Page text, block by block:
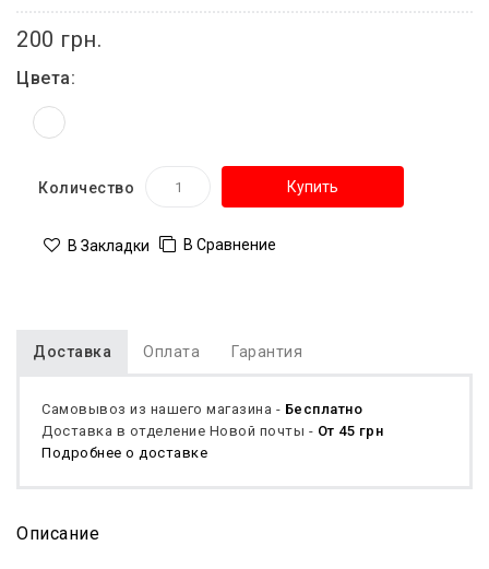
200 грн.
Цвета:
Количество Купить
В Закладки В Сравнение
Доставка Оплата Гарантия
Самовывоз из нашего магазина - Бесплатно
Доставка в отделение Новой почты - От 45 грн
Подробнее о доставке
Описание